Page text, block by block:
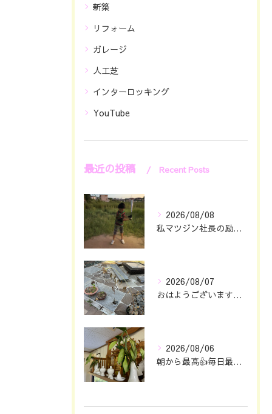
新築
リフォーム
ガレージ
人工芝
インターロッキング
YouTube
最近の投稿 Recent Posts
2026/08/08
私マツジン社長の励み👍😊
2026/08/07
おはようございます🖐️😊
2026/08/06
朝から最高👍毎日最幸の😁マツジン社長でございます🤗